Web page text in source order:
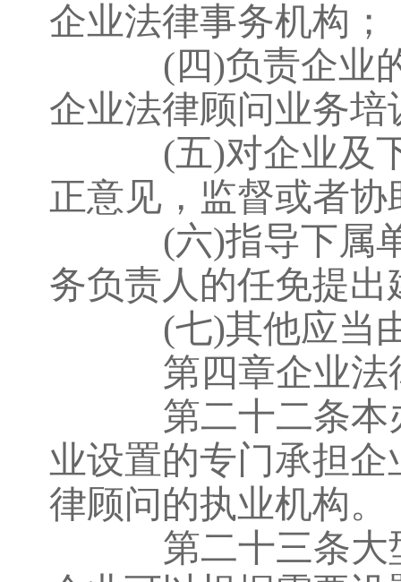
企业法律事务机构；
(四)负责企业
企业法律顾问业务培
(五)对企业及
正意见，监督或者
(六)指导下属
务负责人的任免提出
(七)其他应当
第四章企业法
第二十二条本
业设置的专门承担
律顾问的执业机构。
第二十三条大